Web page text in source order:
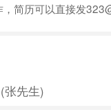
，简历可以直接发
张先生)